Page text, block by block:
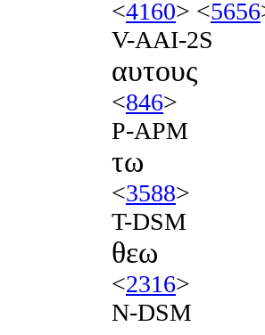
<4160> <5656
V-AAI-2S
αυτους
<846>
P-APM
τω
<3588>
T-DSM
θεω
<2316>
N-DSM